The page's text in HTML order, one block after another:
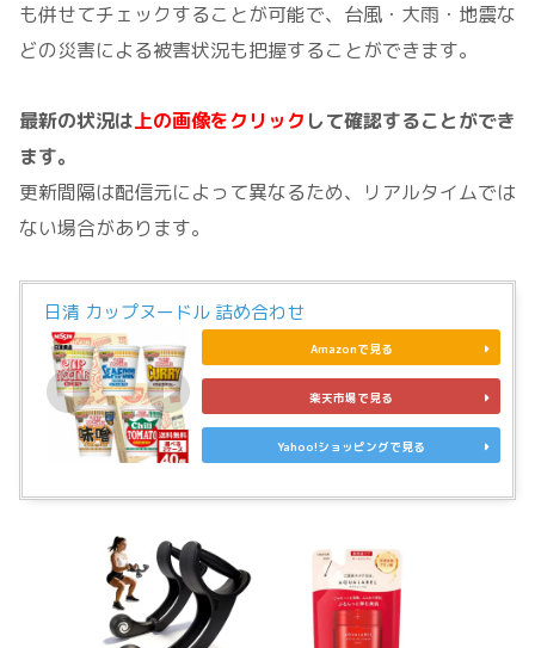
も併せてチェックすることが可能で、台風・大雨・地震な
どの災害による被害状況も把握することができます。
最新の状況は上の画像をクリック して確認することができ
ます。
更新間隔は配信元によって異なるため、リアルタイムでは
ない場合があります。
日清 カップヌードル 詰め合わせ
Amazonで見る
楽天市場で見る
Yahoo!ショッピングで見る